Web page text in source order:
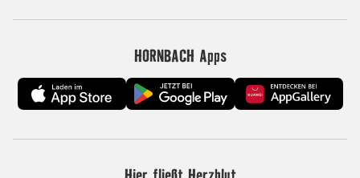
HORNBACH Apps